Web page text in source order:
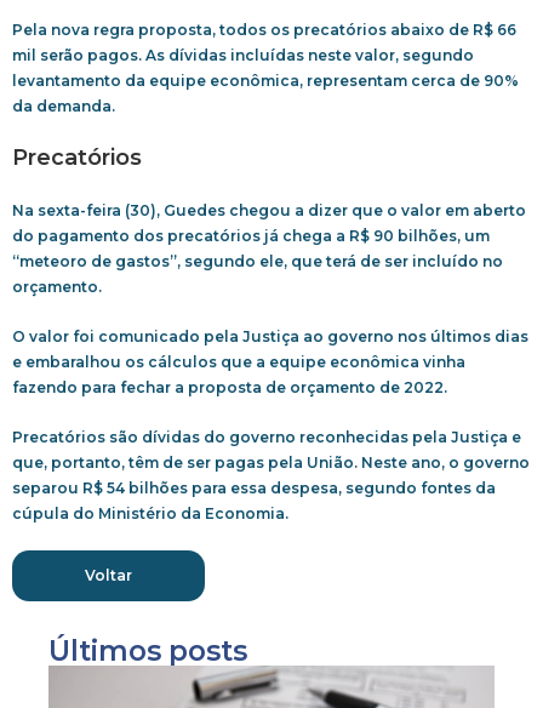
Pela nova regra proposta, todos os precatórios abaixo de R$ 66
mil serão pagos. As dívidas incluídas neste valor, segundo
levantamento da equipe econômica, representam cerca de 90%
da demanda.
Precatórios
Na sexta-feira (30), Guedes chegou a dizer que o valor em aberto
do pagamento dos precatórios já chega a R$ 90 bilhões, um
“meteoro de gastos”, segundo ele, que terá de ser incluído no
orçamento.
O valor foi comunicado pela Justiça ao governo nos últimos dias
e embaralhou os cálculos que a equipe econômica vinha
fazendo para fechar a proposta de orçamento de 2022.
Precatórios são dívidas do governo reconhecidas pela Justiça e
que, portanto, têm de ser pagas pela União. Neste ano, o governo
separou R$ 54 bilhões para essa despesa, segundo fontes da
cúpula do Ministério da Economia.
Voltar
Últimos posts